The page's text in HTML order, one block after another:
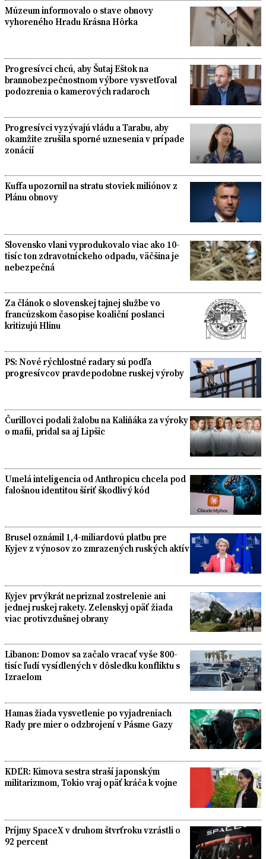
Múzeum informovalo o stave obnovy
vyhoreného Hradu Krásna Hôrka
Progresívci chcú, aby Šutaj Eštok na
brannobezpečnostnom výbore vysvetľoval
podozrenia o kamerových radaroch
Progresívci vyzývajú vládu a Tarabu, aby
okamžite zrušila sporné uznesenia v prípade
zonácií
Kuffa upozornil na stratu stoviek miliónov z
Plánu obnovy
Slovensko vlani vyprodukovalo viac ako 10-
tisíc ton zdravotníckeho odpadu, väčšina je
nebezpečná
Za článok o slovenskej tajnej službe vo
francúzskom časopise koaliční poslanci
kritizujú Hlinu
PS: Nové rýchlostné radary sú podľa
progresívcov pravdepodobne ruskej výroby
Čurillovci podali žalobu na Kaliňáka za výroky
o mafii, pridal sa aj Lipšic
Umelá inteligencia od Anthropicu chcela pod
falošnou identitou šíriť škodlivý kód
Brusel oznámil 1,4-miliardovú platbu pre
Kyjev z výnosov zo zmrazených ruských aktív
Kyjev prvýkrát nepriznal zostrelenie ani
jednej ruskej rakety. Zelenskyj opäť žiada
viac protivzdušnej obrany
Libanon: Domov sa začalo vracať vyše 800-
tisíc ľudí vysídlených v dôsledku konfliktu s
Izraelom
Hamas žiada vysvetlenie po vyjadreniach
Rady pre mier o odzbrojení v Pásme Gazy
KDĽR: Kimova sestra straší japonským
militarizmom, Tokio vraj opäť kráča k vojne
Príjmy SpaceX v druhom štvrťroku vzrástli o
92 percent